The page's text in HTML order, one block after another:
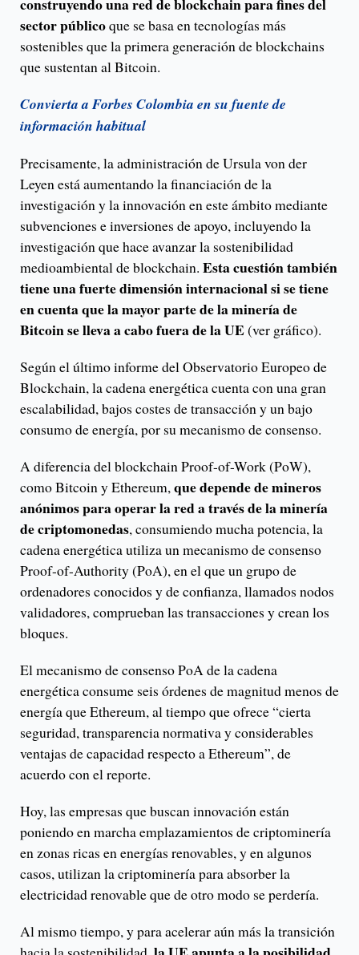
sector públicoque se basa en tecnologías más
sostenibles que la primera generación de blockchains
que sustentan al Bitcoin.
Convierta a Forbes Colombia en su fuente de
información habitual
Precisamente, la administración de Ursula von der
Leyen está aumentando la financiación de la
investigación y la innovación en este ámbito mediante
subvenciones e inversiones de apoyo, incluyendo la
investigación que hace avanzar la sostenibilidad
medioambiental de blockchain. Esta cuestión también
tiene una fuerte dimensión internacional si se tiene
en cuenta que la mayor parte de la minería de
Bitcoin se lleva a cabo fuera de la UE(ver gráfico).
Según el último informe del Observatorio Europeo de
Blockchain, la cadena energética cuenta con una gran
escalabilidad, bajos costes de transacción y un bajo
consumo de energía, por su mecanismo de consenso.
A diferencia del blockchain Proof-of-Work (PoW),
como Bitcoin y Ethereum,que depende de mineros
anónimos para operar la red a través de la minería
de criptomonedas, consumiendo mucha potencia, la
cadena energética utiliza un mecanismo de consenso
Proof-of-Authority (PoA), en el que un grupo de
ordenadores conocidos y de confianza, llamados nodos
validadores, comprueban las transacciones y crean los
bloques.
El mecanismo de consenso PoA de la cadena
energética consume seis órdenes de magnitud menos de
energía que Ethereum, al tiempo que ofrece “cierta
seguridad, transparencia normativa y considerables
ventajas de capacidad respecto a Ethereum”, de
acuerdo con el reporte.
Hoy, las empresas que buscan innovación están
poniendo en marcha emplazamientos de criptominería
en zonas ricas en energías renovables, y en algunos
casos, utilizan la criptominería para absorber la
electricidad renovable que de otro modo se perdería.
Al mismo tiempo, y para acelerar aún más la transición